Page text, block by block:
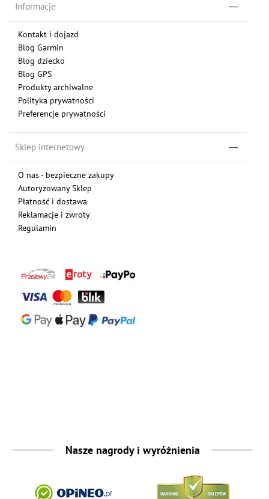
Informacje
Kontakt i dojazd
Blog Garmin
Blog dziecko
Blog GPS
Produkty archiwalne
Polityka prywatności
Preferencje prywatności
Sklep internetowy
O nas - bezpieczne zakupy
Autoryzowany Sklep
Płatność i dostawa
Reklamacje i zwroty
Regulamin
Nasze nagrody i wyróżnienia